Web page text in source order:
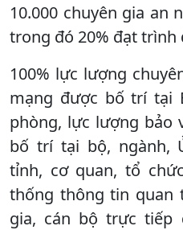
10.000 chuyên gia an
trong đó 20% đạt trình
100% lực lượng
mạng được bố trí tại
phòng, lực lượng bảo
bố trí tại bộ, ngành,
tỉnh, cơ quan, tổ
thống thông tin quan
gia, cán bộ trực tiếp